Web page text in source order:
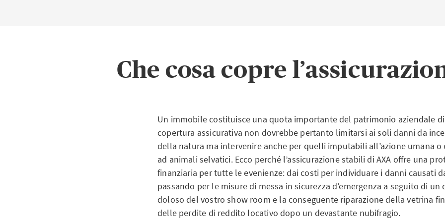
naturali quelli provocati dall’azione della natura – come l’allagamento
una piena. I danni causati da incendio, sviluppo repentino di fumo,
aeromobili sono considerati danni da incendio.
Berna, Basilea Campagna, Basilea Città, Friburgo, Glarona, Grigioni, Giura,
Neuchâtel, Nidvaldo, San Gallo, Sciaffusa, Soletta, Turgovia, Vaud, Zugo,
Oberegg (AI)
Disposizioni assicurative nei cantoni GUSTAVO*:l’assicurazione contro i
incendio ed eventi naturali è obbligatoria anche nei cantoni Svitto,
può scegliere liberamente con quale assicuratore stipularla. Non sussiste
di assicurazione per i cantoni Appenzello Interno (ad eccezione del distretto
Che cosa copre
Un immobile costituisce una quota importante del patrimonio aziendale di
copertura assicurativa non dovrebbe pertanto limitarsi ai soli danni da
della natura ma intervenire anche per quelli imputabili all’azione umana
ad animali selvatici. Ecco perché l’assicurazione stabili di AXA offre una
finanziaria per tutte le evenienze: dai costi per individuare i danni causati
passando per le misure di messa in sicurezza d’emergenza a seguito di un
doloso del vostro show room e la conseguente riparazione della vetrina
delle perdite di reddito locativo dopo un devastante nubifragio.